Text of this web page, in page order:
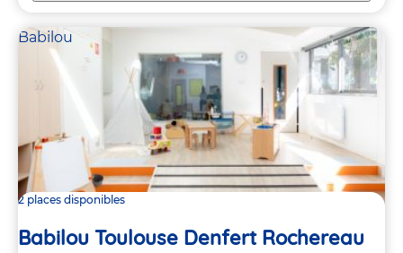
Babilou
2 places disponibles
Babilou Toulouse Denfert Rochereau